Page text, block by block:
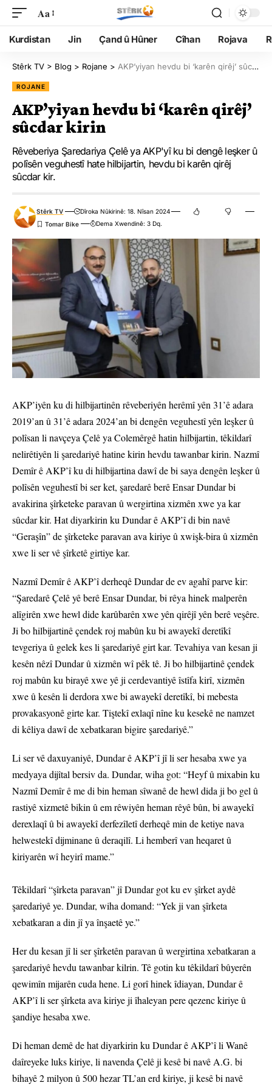
Aa
Kurdistan Jin Çand û Hûner Cîhan Rojava
Stêrk TV > Blog > Rojane > AKP’yiyan hevdu bi ‘karên qirêj’ sûcdar kirin
ROJANE
AKP’yiyan hevdu bi ‘karên qirêj’
sûcdar kirin
Rêveberiya Şaredariya Çelê ya AKP'yî ku bi dengê leşker û
polîsên veguhestî hate hilbijartin, hevdu bi karên qirêj
sûcdar kir.
Stêrk TV
Dîroka Nûkirinê: 18. Nîsan 2024
Dema Xwendinê: 3 Dq.
AKP’iyên ku di hilbijartinên rêveberiyên herêmî yên 31’ê adara
2019’an û 31’ê adara 2024’an bi dengên veguhestî yên leşker û
polîsan li navçeya Çelê ya Colemêrgê hatin hilbijartin, têkildarî
nelirêtiyên li şaredariyê hatine kirin hevdu tawanbar kirin. Nazmî
Demîr ê AKP’î ku di hilbijartina dawî de bi saya dengên leşker û
polîsên veguhestî bi ser ket, şaredarê berê Ensar Dundar bi
avakirina şîrketeke paravan û wergirtina xizmên xwe ya kar
sûcdar kir. Hat diyarkirin ku Dundar ê AKP’î di bin navê
“Geraşîn” de şîrketeke paravan ava kiriye û xwişk-bira û xizmên
xwe li ser vê şîrketê girtiye kar.
Nazmî Demîr ê AKP’î derheqê Dundar de ev agahî parve kir:
“Şaredarê Çelê yê berê Ensar Dundar, bi rêya hinek malperên
alîgirên xwe hewl dide karûbarên xwe yên qirêjî yên berê veşêre.
Ji bo hilbijartinê çendek roj mabûn ku bi awayekî deretîkî
tevgeriya û gelek kes li şaredariyê girt kar. Tevahiya van kesan ji
kesên nêzî Dundar û xizmên wî pêk tê. Ji bo hilbijartinê çendek
roj mabûn ku birayê xwe yê ji cerdevantiyê îstîfa kirî, xizmên
xwe û kesên li derdora xwe bi awayekî deretîkî, bi mebesta
provakasyonê girte kar. Tiştekî exlaqî nîne ku kesekê ne namzet
di kêliya dawî de xebatkaran bigire şaredariyê.”
Li ser vê daxuyaniyê, Dundar ê AKP’î jî li ser hesaba xwe ya
medyaya dijîtal bersiv da. Dundar, wiha got: “Heyf û mixabin ku
Nazmî Demîr ê me di bin heman sîwanê de hewl dida ji bo gel û
rastiyê xizmetê bikin û em rêwiyên heman rêyê bûn, bi awayekî
derexlaqî û bi awayekî derfezîletî derheqê min de ketiye nava
helwestekî dijminane û deraqilî. Li hemberî van heqaret û
kiriyarên wî heyirî mame.”
Têkildarî “şîrketa paravan” jî Dundar got ku ev şîrket aydê
şaredariyê ye. Dundar, wiha domand: “Yek ji van şîrketa
xebatkaran a din jî ya înşaetê ye.”
Her du kesan jî li ser şîrketên paravan û wergirtina xebatkaran a
şaredariyê hevdu tawanbar kilrin. Tê gotin ku têkildarî bûyerên
qewimîn mijarên cuda hene. Li gorî hinek îdiayan, Dundar ê
AKP’î li ser şîrketa ava kiriye ji îhaleyan pere qezenc kiriye û
şandiye hesaba xwe.
Di heman demê de hat diyarkirin ku Dundar ê AKP’î li Wanê
daîreyeke luks kiriye, li navenda Çelê ji kesê bi navê A.G. bi
bihayê 2 milyon û 500 hezar TL’an erd kiriye, ji kesê bi navê